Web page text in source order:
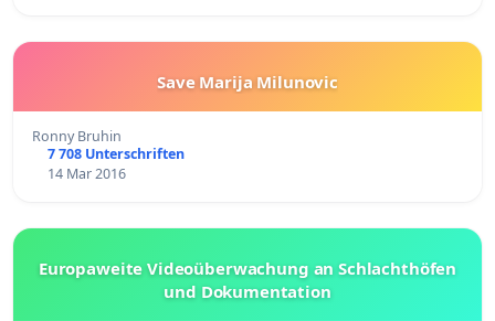
Save Marija Milunovic
Ronny Bruhin
7 708 Unterschriften
14 Mar 2016
Europaweite Videoüberwachung an Schlachthöfen
und Dokumentation